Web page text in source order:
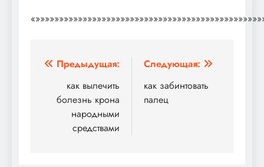
Навигация
записям
Предыдущая:
как вылечить
болезнь крона
народными
средствами
Следующая:
как забинтовать
палец